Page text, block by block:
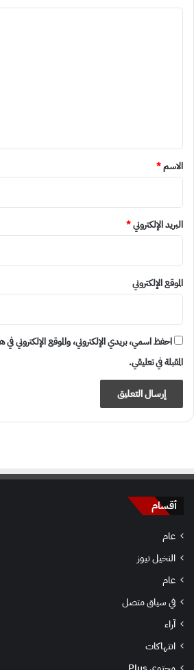
*
الاسم*
البريد الإلكتروني*
الموقع الإلكتروني
احفظ اسمي، بريدي الإلكتروني، والموقع الإلكتروني في
المقبلة في تعليقي.
أقسام
عام
النخيل نيوز
عام
في سياق متصل
آراء
انتهاكات